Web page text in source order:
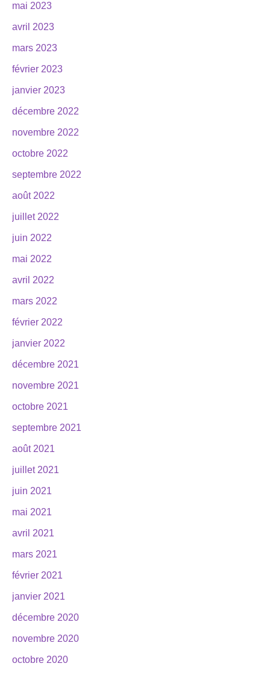
mai 2023
avril 2023
mars 2023
février 2023
janvier 2023
décembre 2022
novembre 2022
octobre 2022
septembre 2022
août 2022
juillet 2022
juin 2022
mai 2022
avril 2022
mars 2022
février 2022
janvier 2022
décembre 2021
novembre 2021
octobre 2021
septembre 2021
août 2021
juillet 2021
juin 2021
mai 2021
avril 2021
mars 2021
février 2021
janvier 2021
décembre 2020
novembre 2020
octobre 2020